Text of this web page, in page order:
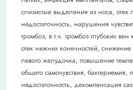
слизистые выделения из носа, отек
недостаточность, нарушения
тромбоз, в т.ч. тромбоз глубоких вен
отек нижних конечностей,
левого желудочка, повышение
общего самочувствия, бактериемия,
недостаточность, декомпенсация